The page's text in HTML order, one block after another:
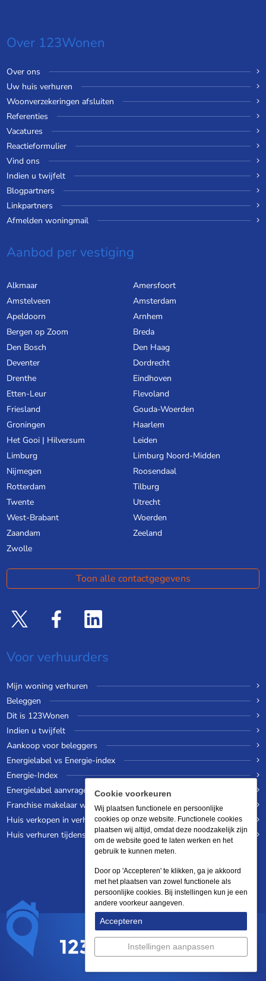
Over 123Wonen
Over ons
Uw huis verhuren
Woonverzekeringen afsluiten
Referenties
Vacatures
Reactieformulier
Vind ons
Indien u twijfelt
Blogpartners
Linkpartners
Afmelden woningmail
Aanbod per vestiging
Alkmaar
Amersfoort
Amstelveen
Amsterdam
Apeldoorn
Arnhem
Bergen op Zoom
Breda
Den Bosch
Den Haag
Deventer
Dordrecht
Drenthe
Eindhoven
Etten-Leur
Flevoland
Friesland
Gouda-Woerden
Groningen
Haarlem
Het Gooi | Hilversum
Leiden
Limburg
Limburg Noord-Midden
Nijmegen
Roosendaal
Rotterdam
Tilburg
Twente
Utrecht
West-Brabant
Woerden
Zaandam
Zeeland
Zwolle
Toon alle contactgegevens
Voor verhuurders
Mijn woning verhuren
Beleggen
Dit is 123Wonen
Indien u twijfelt
Aankoop voor beleggers
Energielabel vs Energie-index
Energie-Index
Energielabel aanvragen
Franchise makelaar worden
Huis verkopen in verhuurde staat
Huis verhuren tijdens een wereldreis
Cookie voorkeuren
Wij plaatsen functionele en persoonlijke
cookies op onze website. Functionele cookies
plaatsen wij altijd, omdat deze noodzakelijk zijn
om de website goed te laten werken en het
gebruik te kunnen meten.
Door op 'Accepteren' te klikken, ga je akkoord
met het plaatsen van zowel functionele als
persoonlijke cookies. Bij instellingen kun je een
andere voorkeur aangeven.
Accepteren
Instellingen aanpassen